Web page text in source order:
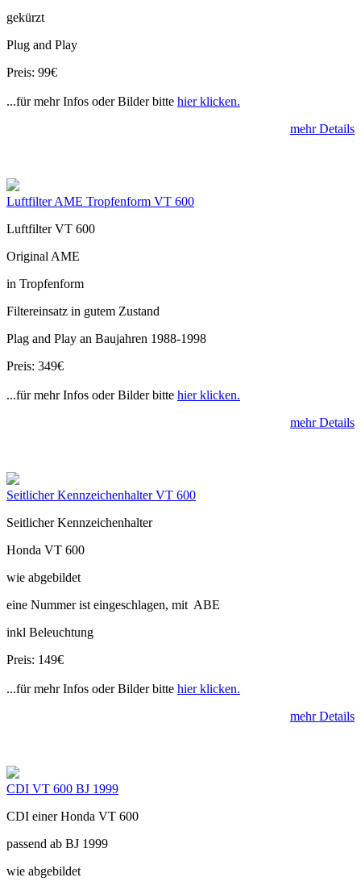
gekürzt
Plug and Play
Preis: 99€
...für mehr Infos oder Bilder bitte hier klicken.
mehr Details
Luftfilter AME Tropfenform VT 600
Luftfilter VT 600
Original AME
in Tropfenform
Filtereinsatz in gutem Zustand
Plag and Play an Baujahren 1988-1998
Preis: 349€
...für mehr Infos oder Bilder bitte hier klicken.
mehr Details
Seitlicher Kennzeichenhalter VT 600
Seitlicher Kennzeichenhalter
Honda VT 600
wie abgebildet
eine Nummer ist eingeschlagen, mit ABE
inkl Beleuchtung
Preis: 149€
...für mehr Infos oder Bilder bitte hier klicken.
mehr Details
CDI VT 600 BJ 1999
CDI einer Honda VT 600
passend ab BJ 1999
wie abgebildet